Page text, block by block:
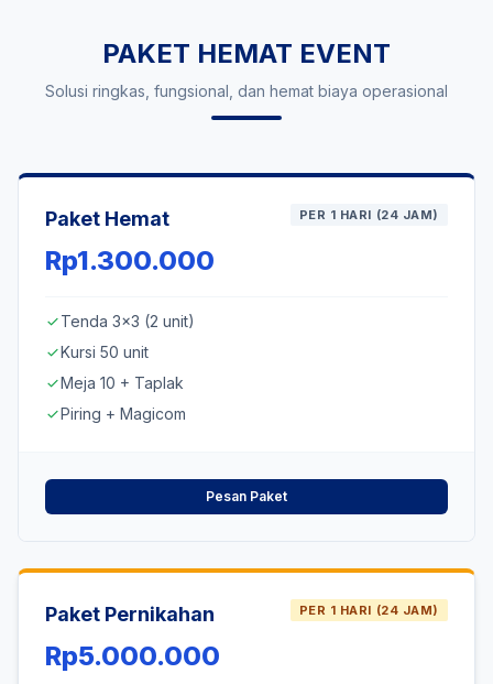
PAKET HEMAT EVENT
Solusi ringkas, fungsional, dan hemat biaya operasional
Paket Hemat PER 1 HARI (24 JAM)
Rp1.300.000
checkTenda 3x3 (2 unit)
checkKursi 50 unit
checkMeja 10 + Taplak
checkPiring + Magicom
Pesan Paket
Paket Pernikahan PER 1 HARI (24 JAM)
Rp5.000.000